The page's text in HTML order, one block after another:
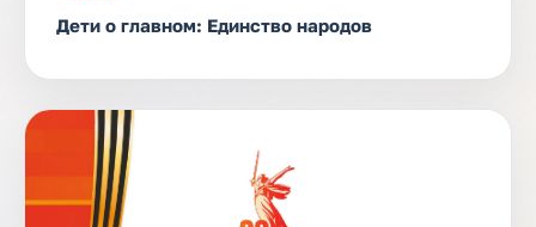
Дети о главном: Единство народов